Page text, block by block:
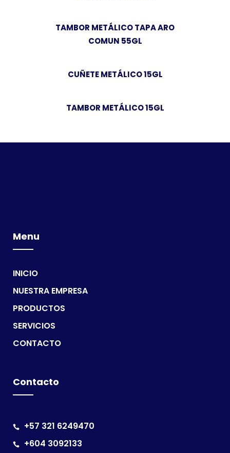
TAMBOR METÁLICO TAPA ARO
COMUN 55GL
CUÑETE METÁLICO 15GL
TAMBOR METÁLICO 15GL
Menu
INICIO
NUESTRA EMPRESA
PRODUCTOS
SERVICIOS
CONTACTO
Contacto
+57 321 6249470
+604 3092133